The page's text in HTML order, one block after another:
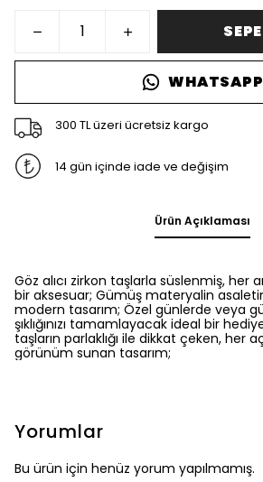
WHATSAPP
300 TL üzeri ücretsiz kargo
14 gün içinde iade ve değişim
Ürün Açıklaması
Göz alıcı zirkon taşlarla süslenmiş, her
bir aksesuar; Gümüş materyalin
modern tasarım; Özel günlerde veya
şıklığınızı tamamlayacak ideal bir
taşların parlaklığı ile dikkat çeken, her
görünüm sunan tasarım;
Yorumlar
Bu ürün için henüz yorum yapılmamış.